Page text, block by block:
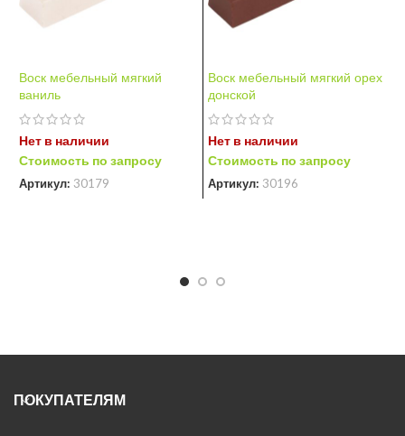
Воск мебельный мягкий
ваниль
Нет в наличии
Стоимость по запросу
Артикул: 30179
Воск мебельный мягкий орех
донской
Нет в наличии
Стоимость по запросу
Артикул: 30196
ПОКУПАТЕЛЯМ